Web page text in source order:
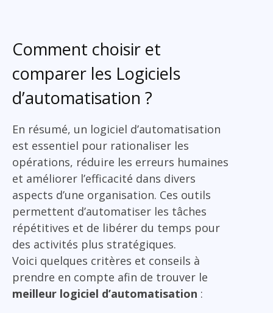
Comment choisir et
comparer les Logiciels
d’automatisation ?
En résumé, un logiciel d’automatisation
est essentiel pour rationaliser les
opérations, réduire les erreurs humaines
et améliorer l’efficacité dans divers
aspects d’une organisation. Ces outils
permettent d’automatiser les tâches
répétitives et de libérer du temps pour
des activités plus stratégiques.
Voici quelques critères et conseils à
prendre en compte afin de trouver le
meilleur logiciel d’automatisation :